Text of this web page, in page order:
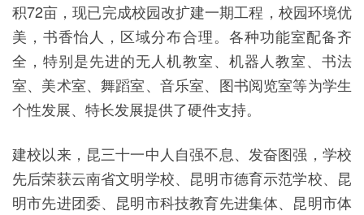
积72亩，现已完成校园改扩建一期工程，校园环境优
美，书香怡人，区域分布合理。各种功能室配备齐
全，特别是先进的无人机教室、机器人教室、书法
室、美术室、舞蹈室、音乐室、图书阅览室等为学生
个性发展、特长发展提供了硬件支持。
建校以来，昆三十一中人自强不息、发奋图强，学校
先后荣获云南省文明学校、昆明市德育示范学校、昆
明市先进团委、昆明市科技教育先进集体、昆明市体